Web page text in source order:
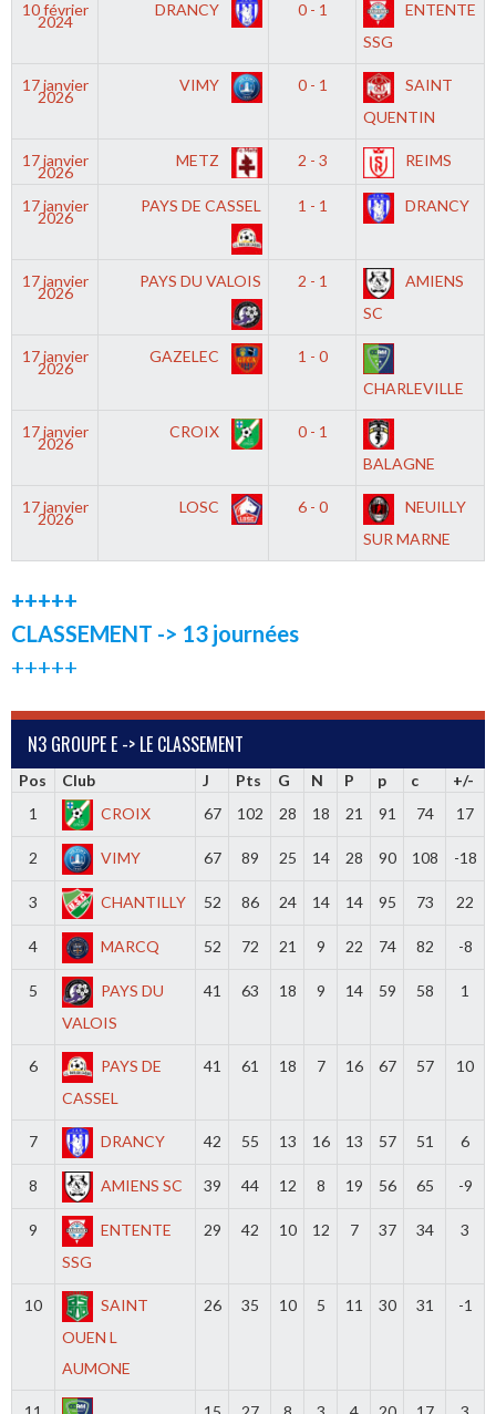
10 février
2024
DRANCY 0 - 1
ENTENTE
SSG
17 janvier
2026
VIMY 0 - 1
SAINT
QUENTIN
17 janvier
2026
METZ 2 - 3 REIMS
17 janvier
2026
PAYS DE CASSEL 1 - 1 DRANCY
17 janvier
2026
PAYS DU VALOIS 2 - 1
AMIENS
SC
17 janvier
2026
GAZELEC
1 - 0
CHARLEVILLE
17 janvier
2026
CROIX
0 - 1
BALAGNE
17 janvier
2026
LOSC 6 - 0
NEUILLY
SUR MARNE
+++++
CLASSEMENT -> 13 journées
+++++
N3 GROUPE E -> LE CLASSEMENT
Pos Club J Pts G N P p c
+/-
1
CROIX 67 102 28 18 21 91 74 17
2 VIMY 67 89 25 14 28 90 108 -18
3 CHANTILLY 52 86 24 14 14 95 73 22
4 MARCQ 52 72 21 9 22 74 82 -8
5
PAYS DU
VALOIS
41 63 18 9 14 59 58 1
6
PAYS DE
CASSEL
41 61 18 7 16 67 57 10
7 DRANCY 42 55 13 16 13 57 51 6
8 AMIENS SC 39 44 12 8 19 56 65 -9
9
ENTENTE
SSG
29 42 10 12 7 37 34 3
10
SAINT
OUEN L
AUMONE
26 35 10 5 11 30 31 -1